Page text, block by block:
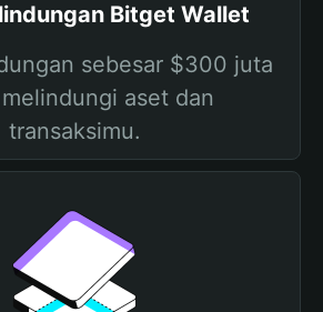
Bitget Wallet
sebesar $300 juta
aset dan
transaksimu.